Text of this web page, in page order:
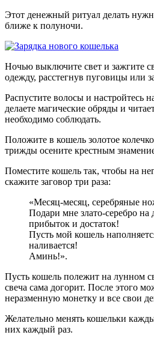
Этот денежный ритуал делать
ближе к полуночи.
Ночью выключите свет и зажгите
одежду, расстегнув пуговицы или
Распустите волосы и настройтесь
делаете магические обряды и
необходимо соблюдать.
Положите в кошель золотое
трижды осените крестным
Поместите кошель так, чтобы на
скажите заговор три раза:
«Месяц-месяц, серебряные
Подари мне злато-серебро на
прибыток и достаток!
Пусть мой кошель
наливается!
Аминь!».
Пусть кошель полежит на лунном
свеча сама догорит. После этого
неразменную монетку и все свои
Желательно менять кошельки
них каждый раз.